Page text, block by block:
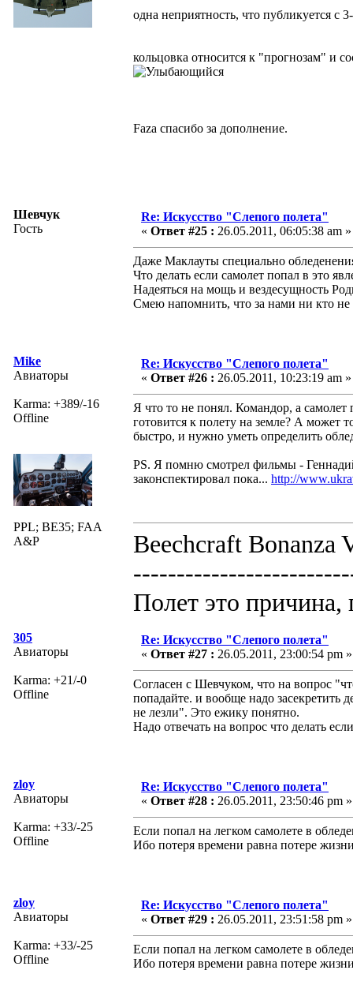
одна неприятность, что публикуется с
кольцовка относится к "прогнозам" и
Faza спасибо за дополнение.
Шевчук
Гость
Re: Искусство "Слепого полета"
« Ответ #25 : 26.05.2011, 06:05:38 am »
Даже Маклауты специально
Что делать если самолет попал в это
Надеяться на мощь и вездесущность
Смею напомнить, что за нами ни кто не
Mike
Авиаторы
Karma: +389/-16
Offline
PPL; BE35; FAA
A&P
Re: Искусство "Слепого полета"
« Ответ #26 : 26.05.2011, 10:23:19 am »
Я что то не понял. Командор, а самолет
готовится к полету на земле? А может
быстро, и нужно уметь определить
PS. Я помню смотрел фильмы -
законспектировал пока... http://
Beechcraft Bonanza
Полет это причина,
305
Авиаторы
Karma: +21/-0
Offline
Re: Искусство "Слепого полета"
« Ответ #27 : 26.05.2011, 23:00:54 pm »
Согласен с Шевчуком, что на вопрос
попадайте. и вообще надо засекретить
не лезли". Это ежику понятно.
Надо отвечать на вопрос что делать
zloy
Авиаторы
Karma: +33/-25
Offline
Re: Искусство "Слепого полета"
« Ответ #28 : 26.05.2011, 23:50:46 pm »
Если попал на легком самолете в
Ибо потеря времени равна потере
zloy
Авиаторы
Karma: +33/-25
Offline
Re: Искусство "Слепого полета"
« Ответ #29 : 26.05.2011, 23:51:58 pm »
Если попал на легком самолете в
Ибо потеря времени равна потере